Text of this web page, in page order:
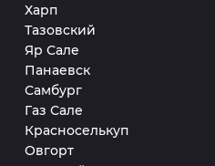
Харп
Тазовский
Яр Сале
Панаевск
Самбург
Газ Сале
Красноселькуп
Овгорт